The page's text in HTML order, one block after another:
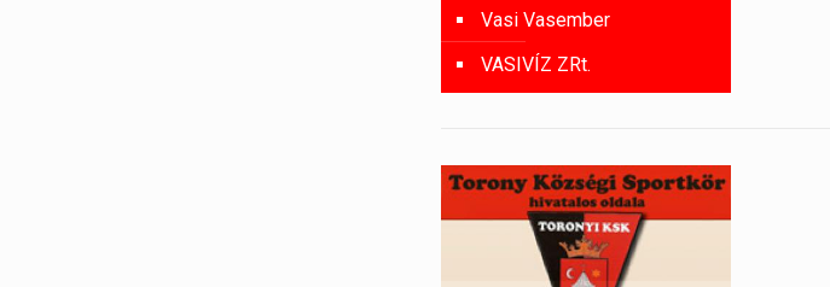
Vasi Vasember
VASIVÍZ ZRt.